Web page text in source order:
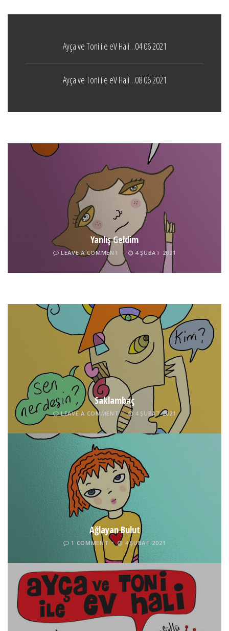
Ayça ve Toni ile eV Hali…04 06 2021
Ayça ve Toni ile eV Hali…08 06 2021
Yanlış Geldim
LEAVE A COMMENT 4 ŞUBAT 2021
Tel İnsan
LEAVE A COMMENT 4 ŞUBAT 2021
Saklambaç
LEAVE A COMMENT 4 ŞUBAT 2021
Ağlayan Bulut
1 COMMENT 4 ŞUBAT 2021